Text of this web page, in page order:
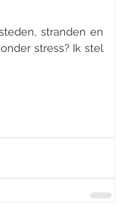
stranden en
stress? Ik stel